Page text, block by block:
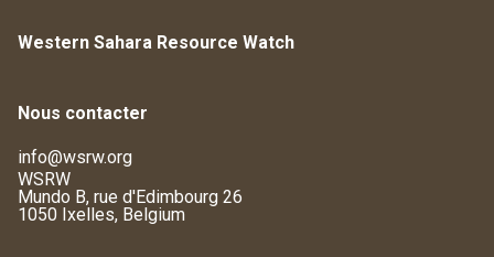
Western Sahara Resource Watch
Nous contacter
info@wsrw.org
WSRW
Mundo B, rue d'Edimbourg 26
1050 Ixelles, Belgium